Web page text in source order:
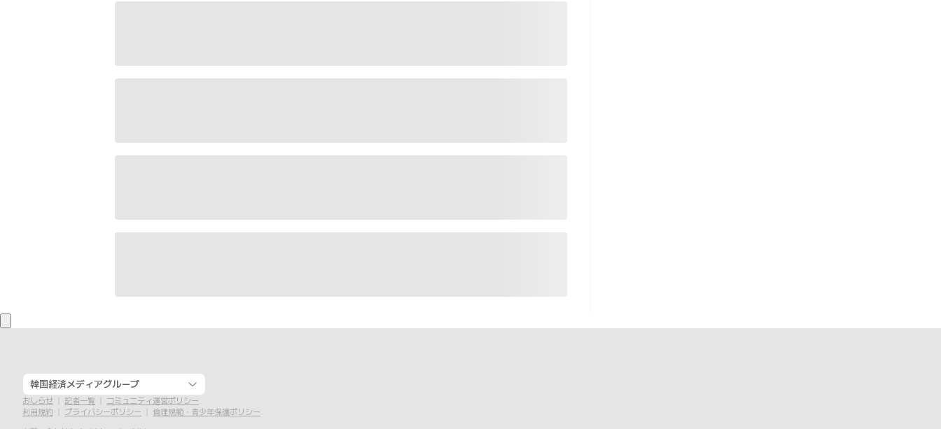
韓国経済メディアグループ
おしらせ 記者一覧
コミュニティ運営ポリシー
利用規約
プライバシーポリシー
倫理規範・青少年保護ポリシー